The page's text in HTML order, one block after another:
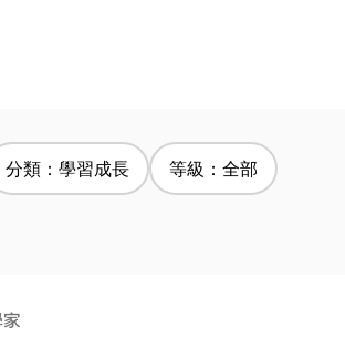
分類：學習成長 等級：全部